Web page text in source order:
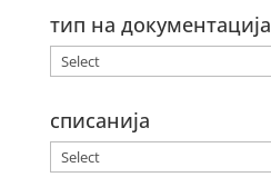
тип на документација
списанија